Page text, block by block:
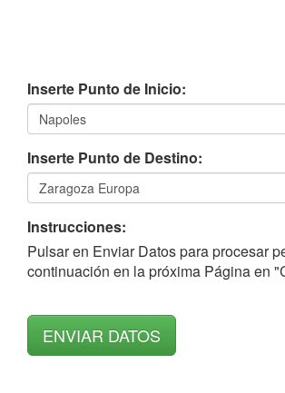
Inserte Punto de Inicio:
Inserte Punto de Destino:
Instrucciones:
Pulsar en Enviar Datos para procesar
continuación en la próxima Página en